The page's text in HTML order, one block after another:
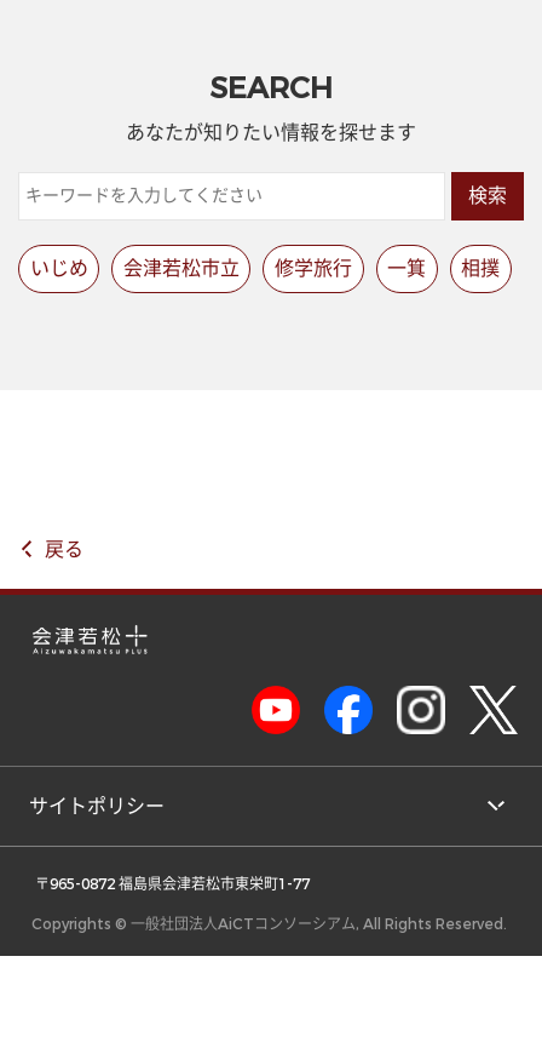
SEARCH
あなたが知りたい情報を探せます
検索
いじめ 会津若松市立 修学旅行 一箕 相撲
戻る
サイトポリシー
〒965-0872 福島県会津若松市東栄町1-77
Copyrights © 一般社団法人AiCTコンソーシアム, All Rights Reserved.